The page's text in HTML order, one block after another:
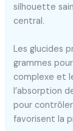
silhouette
central.
Les glucides
grammes
complexe et
l’absorption
pour
favorisent la